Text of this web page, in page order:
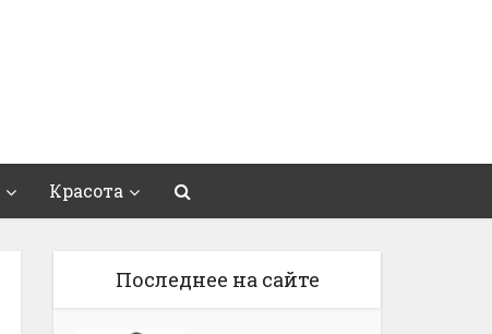
Красота
Последнее на сайте